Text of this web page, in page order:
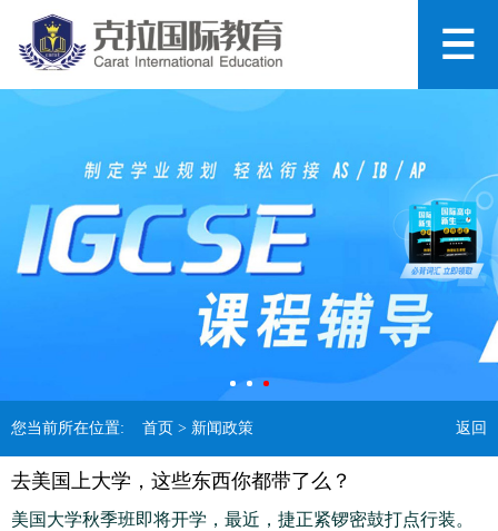
您当前所在位置: 首页 > 新闻政策 返回
去美国上大学，这些东西你都带了么？
美国大学秋季班即将开学，最近，捷正紧锣密鼓打点行装。